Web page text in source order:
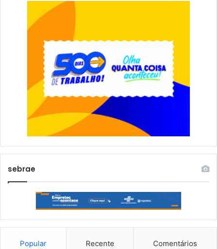
sebrae
Popular Recente Comentários